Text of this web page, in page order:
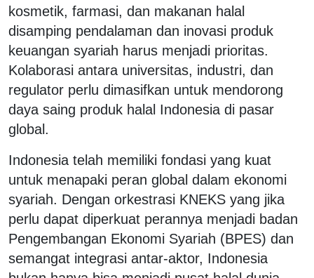
kosmetik, farmasi, dan makanan halal
disamping pendalaman dan inovasi produk
keuangan syariah harus menjadi prioritas.
Kolaborasi antara universitas, industri, dan
regulator perlu dimasifkan untuk mendorong
daya saing produk halal Indonesia di pasar
global.
Indonesia telah memiliki fondasi yang kuat
untuk menapaki peran global dalam ekonomi
syariah. Dengan orkestrasi KNEKS yang jika
perlu dapat diperkuat perannya menjadi badan
Pengembangan Ekonomi Syariah (BPES) dan
semangat integrasi antar-aktor, Indonesia